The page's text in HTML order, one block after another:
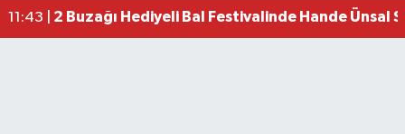
11:43 | 2 Buzağı Hediyeli Bal Festivalinde Hande Ünsal